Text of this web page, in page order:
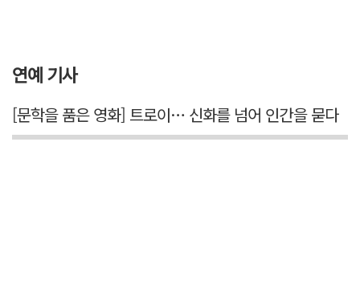
연예 기사
[문학을 품은 영화] 트로이… 신화를 넘어 인간을 묻다